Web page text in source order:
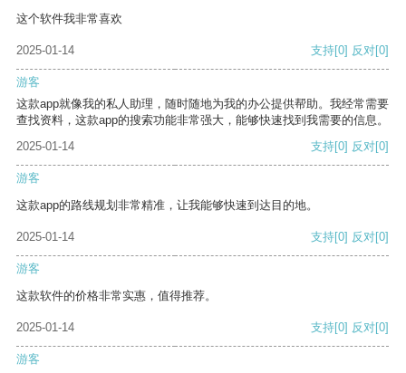
这个软件我非常喜欢
2025-01-14 支持[0] 反对[0]
游客
这款app就像我的私人助理，随时随地为我的办公提供帮助。我经常需要
查找资料，这款app的搜索功能非常强大，能够快速找到我需要的信息。
2025-01-14
支持[0] 反对[0]
游客
这款app的路线规划非常精准，让我能够快速到达目的地。
2025-01-14 支持[0] 反对[0]
游客
这款软件的价格非常实惠，值得推荐。
2025-01-14 支持[0] 反对[0]
游客